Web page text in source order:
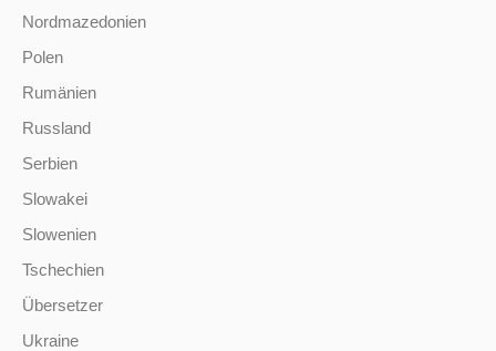
Nordmazedonien
Polen
Rumänien
Russland
Serbien
Slowakei
Slowenien
Tschechien
Übersetzer
Ukraine